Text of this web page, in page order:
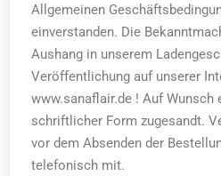
Allgemeinen
einverstanden. Die
Aushang in unserem
Veröffentlichung auf unserer
www.sanaflair.de ! Auf Wunsch
schriftlicher Form zugesandt.
vor dem Absenden der
telefonisch mit.